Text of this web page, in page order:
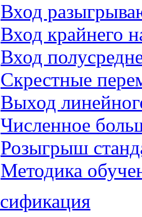
Вход
Вход крайнего
Вход
Скрестные
Выход
Численное
Розыгрыш
Методика